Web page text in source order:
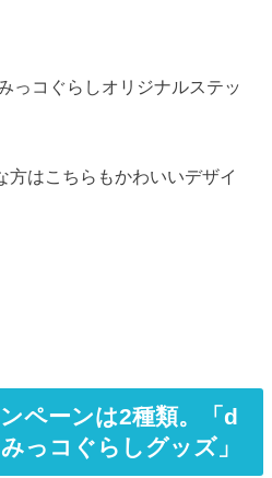
っコぐらしオリジナルステッ
方はこちらもかわいいデザイ
ペーンは2種類。「d
っコぐらしグッズ」